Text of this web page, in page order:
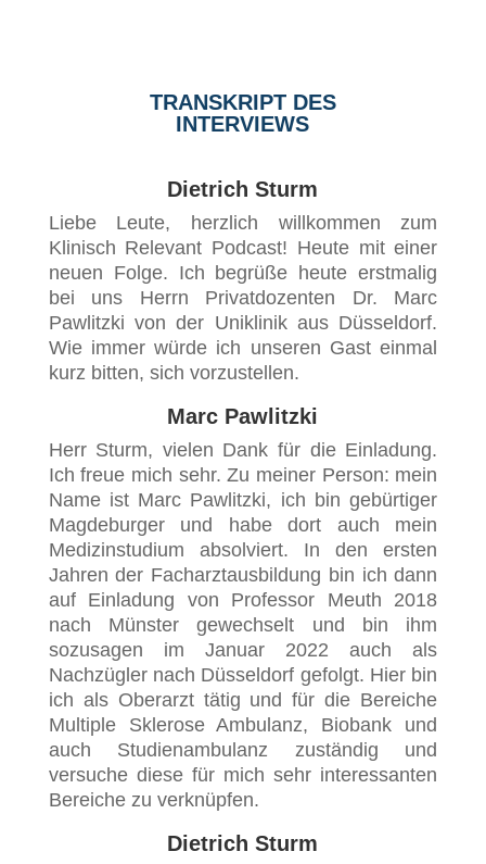
TRANSKRIPT DES
INTERVIEWS
Dietrich Sturm
Liebe Leute, herzlich willkommen zum
Klinisch Relevant Podcast! Heute mit einer
neuen Folge. Ich begrüße heute erstmalig
bei uns Herrn Privatdozenten Dr. Marc
Pawlitzki von der Uniklinik aus Düsseldorf.
Wie immer würde ich unseren Gast einmal
kurz bitten, sich vorzustellen.
Marc Pawlitzki
Herr Sturm, vielen Dank für die Einladung.
Ich freue mich sehr. Zu meiner Person: mein
Name ist Marc Pawlitzki, ich bin gebürtiger
Magdeburger und habe dort auch mein
Medizinstudium absolviert. In den ersten
Jahren der Facharztausbildung bin ich dann
auf Einladung von Professor Meuth 2018
nach Münster gewechselt und bin ihm
sozusagen im Januar 2022 auch als
Nachzügler nach Düsseldorf gefolgt. Hier bin
ich als Oberarzt tätig und für die Bereiche
Multiple Sklerose Ambulanz, Biobank und
auch Studienambulanz zuständig und
versuche diese für mich sehr interessanten
Bereiche zu verknüpfen.
Dietrich Sturm